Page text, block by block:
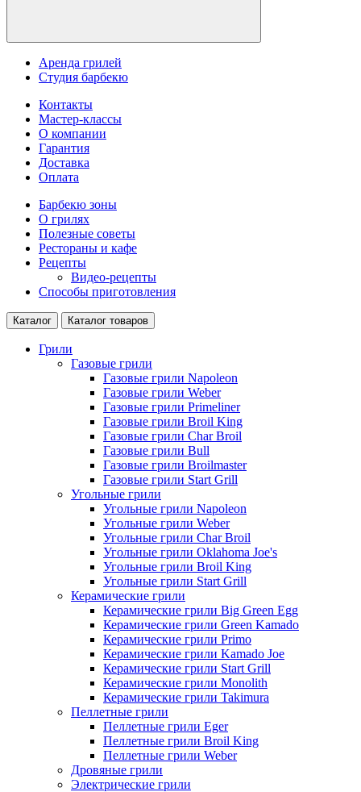
Аренда грилей
Студия барбекю
Контакты
Мастер-классы
О компании
Гарантия
Доставка
Оплата
Барбекю зоны
О грилях
Полезные советы
Рестораны и кафе
Рецепты
Видео-рецепты
Способы приготовления
Каталог Каталог товаров
Грили
Газовые грили
Газовые грили Napoleon
Газовые грили Weber
Газовые грили Primeliner
Газовые грили Broil King
Газовые грили Char Broil
Газовые грили Bull
Газовые грили Broilmaster
Газовые грили Start Grill
Угольные грили
Угольные грили Napoleon
Угольные грили Weber
Угольные грили Char Broil
Угольные грили Oklahoma Joe's
Угольные грили Broil King
Угольные грили Start Grill
Керамические грили
Керамические грили Big Green Egg
Керамические грили Green Kamado
Керамические грили Primo
Керамические грили Kamado Joe
Керамические грили Start Grill
Керамические грили Monolith
Керамические грили Takimura
Пеллетные грили
Пеллетные грили Eger
Пеллетные грили Broil King
Пеллетные грили Weber
Дровяные грили
Электрические грили